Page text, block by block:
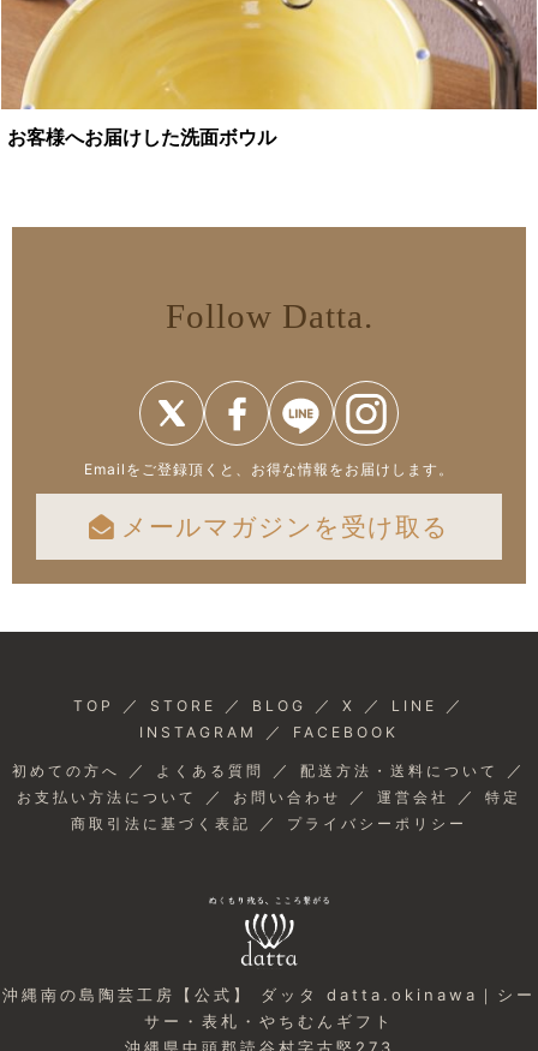
お客様へお届けした洗面ボウル
Follow Datta.
Emailをご登録頂くと、お得な情報をお届けします。
メールマガジンを受け取る
TOP ／ STORE ／ BLOG ／ X ／ LINE ／
INSTAGRAM ／ FACEBOOK
初めての方へ ／ よくある質問 ／ 配送方法・送料について ／
お支払い方法について ／ お問い合わせ ／ 運営会社 ／ 特定
商取引法に基づく表記
／ プライバシーポリシー
沖縄南の島陶芸工房【公式】 ダッタ datta.okinawa｜シー
サー・表札・やちむんギフト